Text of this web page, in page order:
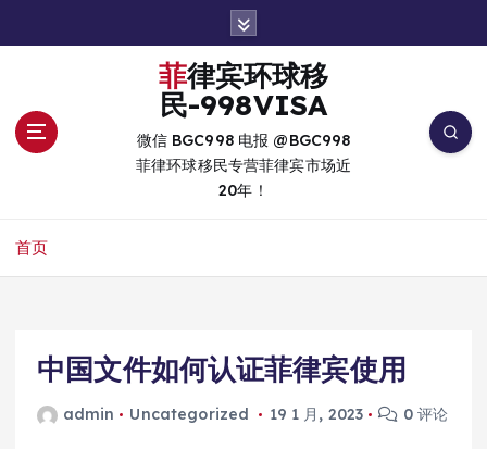
菲律宾环球移
民-998VISA
微信 BGC998 电报 @BGC998
菲律环球移民专营菲律宾市场近
20年！
首页
中国文件如何认证菲律宾使用
admin Uncategorized 19 1 月, 2023 0 评论